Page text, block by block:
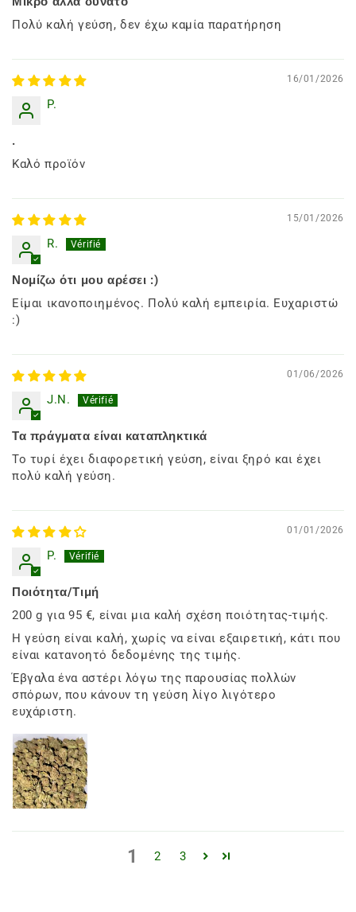
Πολύ καλή γεύση, δεν έχω καμία παρατήρηση
16/01/2026
P.
.
Καλό προϊόν
15/01/2026
R.
Νομίζω ότι μου αρέσει :)
Είμαι ικανοποιημένος. Πολύ καλή εμπειρία. Ευχαριστώ
:)
01/06/2026
J.N.
Τα πράγματα είναι καταπληκτικά
Το τυρί έχει διαφορετική γεύση, είναι ξηρό και έχει
πολύ καλή γεύση.
01/01/2026
P.
Ποιότητα/Τιμή
200 g για 95 €, είναι μια καλή σχέση ποιότητας-τιμής.
Η γεύση είναι καλή, χωρίς να είναι εξαιρετική, κάτι που
είναι κατανοητό δεδομένης της τιμής.
Έβγαλα ένα αστέρι λόγω της παρουσίας πολλών
σπόρων, που κάνουν τη γεύση λίγο λιγότερο
ευχάριστη.
1 2 3